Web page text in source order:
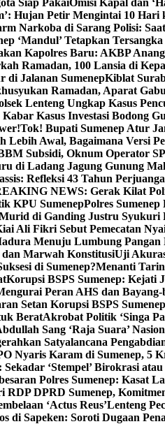
Siap PakaiOmisi Kapal dan
Hujan Petir Mengintai 10 Hari
Narkoba di Sarang Polisi:
‘Mandul’ Tetapkan
Kapolres Baru: AKBP
Ramadan, 100 Lansia di
di Jalanan SumenepKiblat
Ramadan, Aparat
Lenteng Ungkap Kasus
Kabar Kasus Investasi Bodong
Tok! Bupati Sumenep Atur
Lebih Awal, Bagaimana Versi
Subsidi, Oknum Operator
di Ladang Jagung Gunung
Refleksi 43 Tahun
NEWS: Gerak Kilat
KPU SumenepPolres
di Ganding Justru Syukuri
Ali Fikri Sebut Pemecatan
Menuju Lumbung
Marwah KonstitusiUji
di Sumenep?Menanti
Korupsi BSPS Sumenep: Kejati
Peran AHS dan
Setan Korupsi BSPS
BeratAkrobat Politik ‘Singa
Sang ‘Raja Suara’
Satyalancana
Nyaris Karam di Sumenep, 5
‘Stempel’ Birokrasi
Polres Sumenep: Kasat
RDP DPRD Sumenep,
‘Actus Reus’Lenteng
di Sapeken: Soroti Dugaan